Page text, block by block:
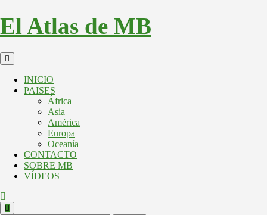
El Atlas de MB
INICIO
PAISES
África
Asia
América
Europa
Oceanía
CONTACTO
SOBRE MB
VÍDEOS